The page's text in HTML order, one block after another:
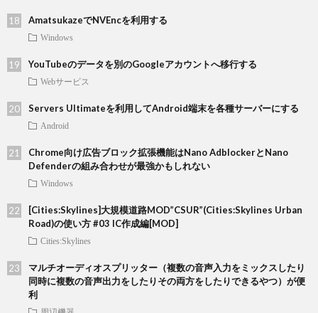
AmatsukazeでNVEncを利用する
Windows
YouTubeのデータを別のGoogleアカウントへ移行する
Webサービス
Servers Ultimateを利用してAndroid端末を各種サーバーにする
Android
Chrome向け広告ブロック拡張機能はNano AdblockerとNano
Defenderの組み合わせが最強かもしれない
Windows
[Cities:Skylines]大規模道路MOD”CSUR”(Cities:Skylines Urban
Road)の使い方 #03 IC作成編[MOD]
Cities:Skylines
マルチオーディオスプリッター（複数の音声入力をミックスしたり
同時に複数の音声出力をしたりその両方をしたりできるやつ）が便
利